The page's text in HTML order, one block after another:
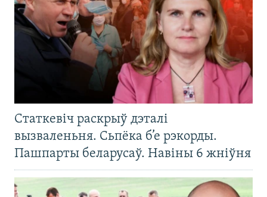
Статкевіч раскрыў дэталі
вызваленьня. Сьпёка б’е рэкорды.
Пашпарты беларусаў. Навіны 6 жніўня